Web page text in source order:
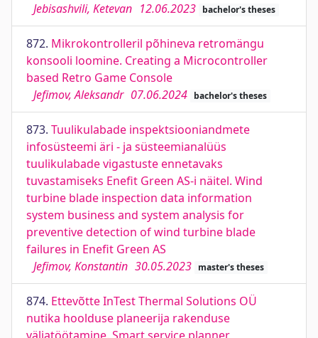
Jebisashvili, Ketevan 12.06.2023 bachelor's theses
872. Mikrokontrolleril põhineva retromängu
konsooli loomine. Creating a Microcontroller
based Retro Game Console
Jefimov, Aleksandr 07.06.2024 bachelor's theses
873. Tuulikulabade inspektsiooniandmete
infosüsteemi äri - ja süsteemianalüüs
tuulikulabade vigastuste ennetavaks
tuvastamiseks Enefit Green AS-i näitel. Wind
turbine blade inspection data information
system business and system analysis for
preventive detection of wind turbine blade
failures in Enefit Green AS
Jefimov, Konstantin 30.05.2023 master's theses
874. Ettevõtte InTest Thermal Solutions OÜ
nutika hoolduse planeerija rakenduse